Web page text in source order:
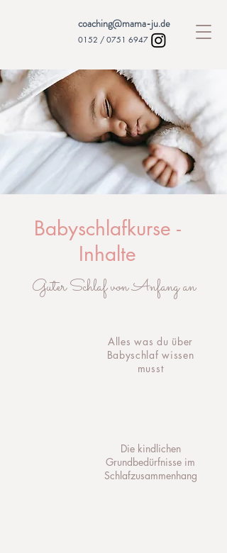
coaching@mama-ju.de
0152 / 0751 6947
Babyschlafkurse -
Inhalte
Guter Schlaf von Anfang an
Alles was du über
Babyschlaf wissen
musst
Die kindlichen
Grundbedürfnisse im
Schlafzusammenhang